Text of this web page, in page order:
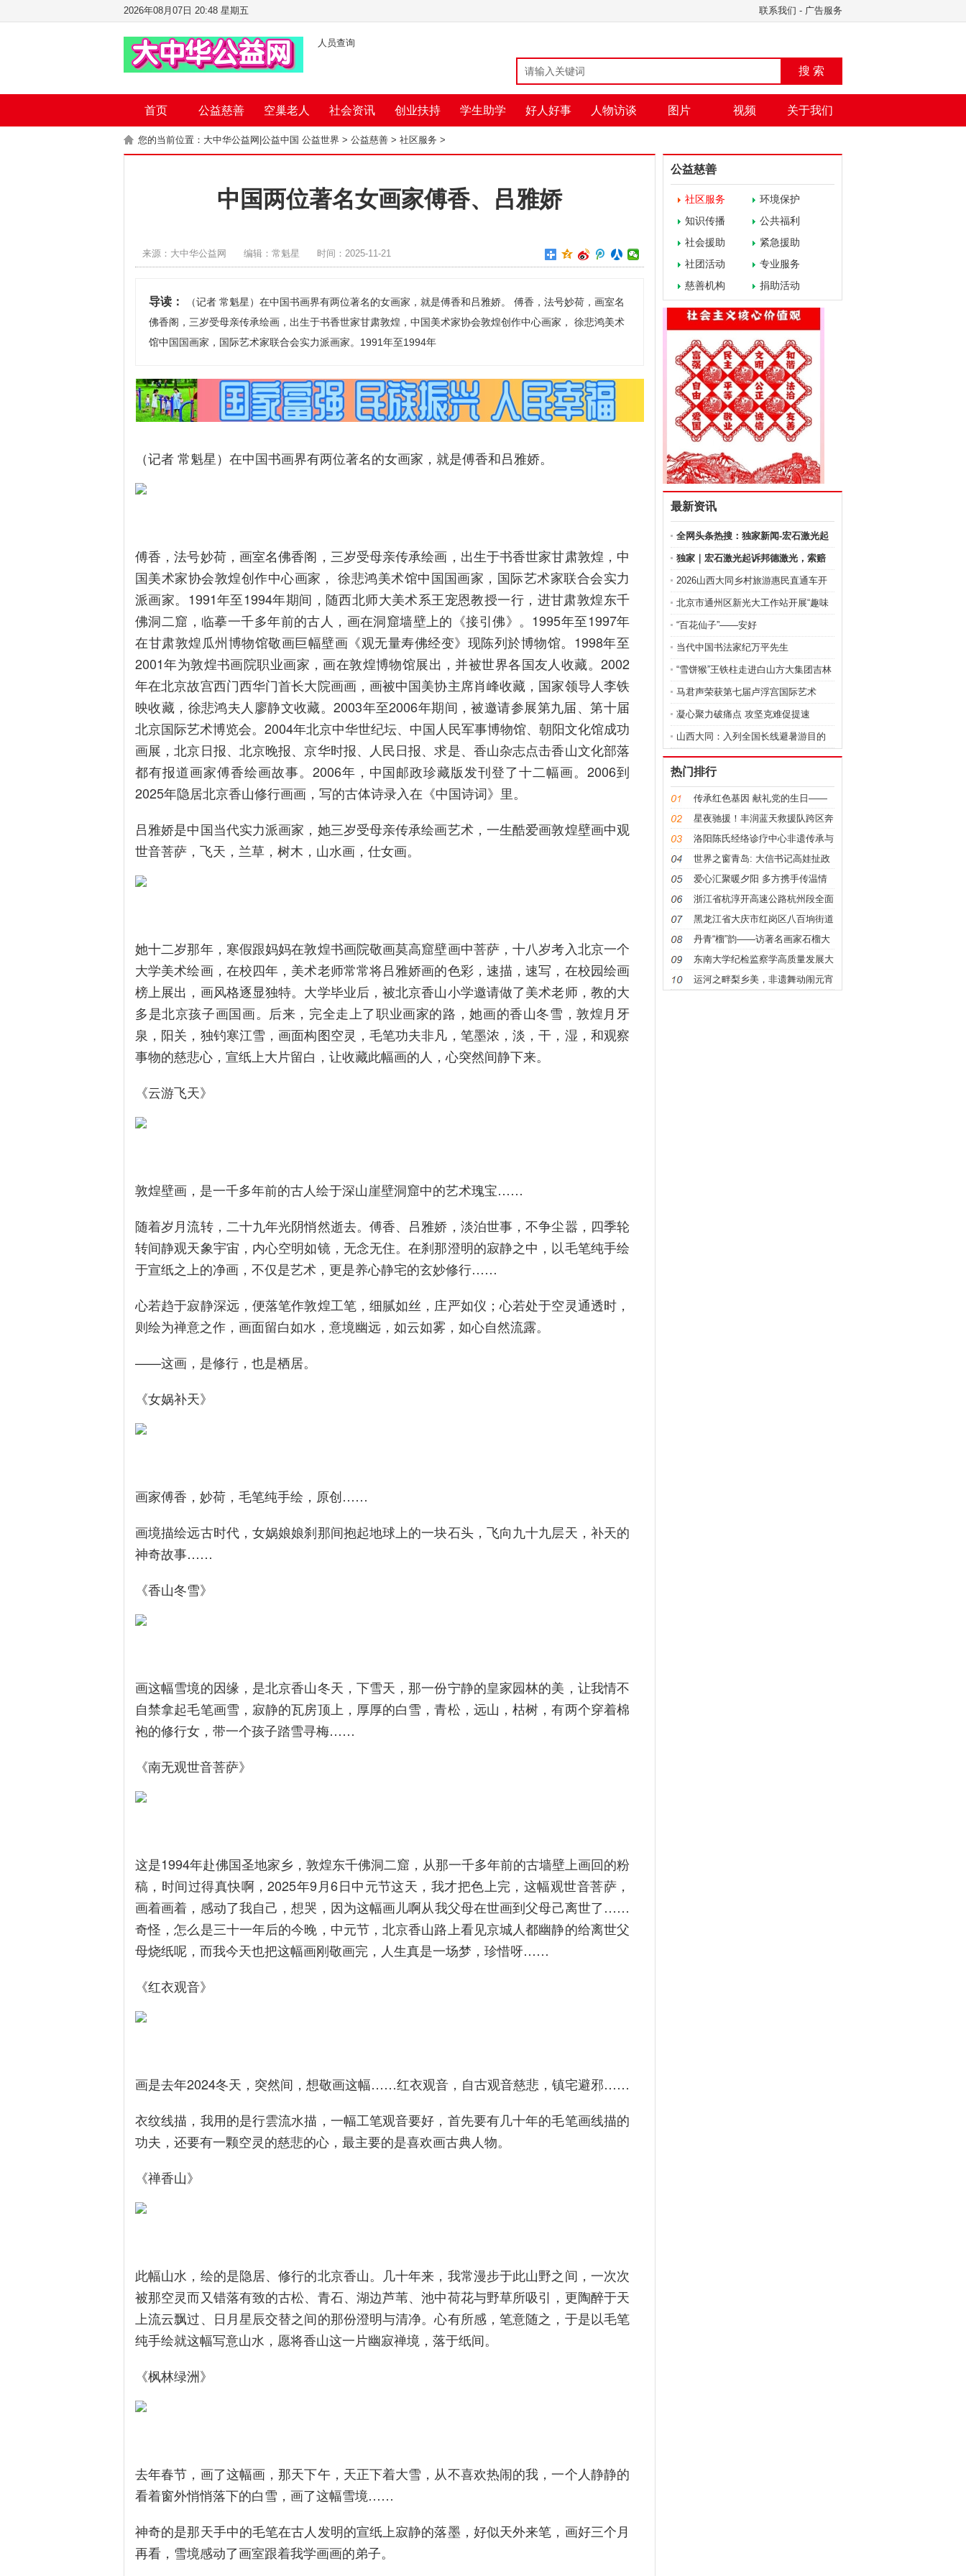
联系我们 - 广告服务
2026年08月07日 20:48 星期五
人员查询
搜 索
首页 公益慈善 空巢老人 社会资讯 创业扶持 学生助学 好人好事 人物访谈 图片 视频 关于我们
您的当前位置： 大中华公益网|公益中国 公益世界 > 公益慈善 > 社区服务 >
中国两位著名女画家傅香、吕雅娇
来源：大中华公益网 编辑：常魁星 时间：2025-11-21
导读：
（记者 常魁星）在中国书画界有两位著名的女画家，就是傅香和吕雅娇。 傅香，法号妙荷，画室名
佛香阁，三岁受母亲传承绘画，出生于书香世家甘肃敦煌，中国美术家协会敦煌创作中心画家， 徐悲鸿美术
馆中国国画家，国际艺术家联合会实力派画家。1991年至1994年
（记者 常魁星）在中国书画界有两位著名的女画家，就是傅香和吕雅娇。
傅香，法号妙荷，画室名佛香阁，三岁受母亲传承绘画，出生于书香世家甘肃敦煌，中
国美术家协会敦煌创作中心画家， 徐悲鸿美术馆中国国画家，国际艺术家联合会实力
派画家。1991年至1994年期间，随西北师大美术系王宠恩教授一行，进甘肃敦煌东千
佛洞二窟，临摹一千多年前的古人，画在洞窟墙壁上的《接引佛》。1995年至1997年
在甘肃敦煌瓜州博物馆敬画巨幅壁画《观无量寿佛经变》现陈列於博物馆。1998年至
2001年为敦煌书画院职业画家，画在敦煌博物馆展出，并被世界各国友人收藏。2002
年在北京故宫西门西华门首长大院画画，画被中国美协主席肖峰收藏，国家领导人李铁
映收藏，徐悲鸿夫人廖静文收藏。2003年至2006年期间，被邀请参展第九届、第十届
北京国际艺术博览会。2004年北京中华世纪坛、中国人民军事博物馆、朝阳文化馆成功
画展，北京日报、北京晚报、京华时报、人民日报、求是、香山杂志点击香山文化部落
都有报道画家傅香绘画故事。2006年，中国邮政珍藏版发刊登了十二幅画。2006到
2025年隐居北京香山修行画画，写的古体诗录入在《中国诗词》里。
吕雅娇是中国当代实力派画家，她三岁受母亲传承绘画艺术，一生酷爱画敦煌壁画中观
世音菩萨，飞天，兰草，树木，山水画，仕女画。
她十二岁那年，寒假跟妈妈在敦煌书画院敬画莫高窟壁画中菩萨，十八岁考入北京一个
大学美术绘画，在校四年，美术老师常常将吕雅娇画的色彩，速描，速写，在校园绘画
榜上展出，画风格逐显独特。大学毕业后，被北京香山小学邀请做了美术老师，教的大
多是北京孩子画国画。后来，完全走上了职业画家的路，她画的香山冬雪，敦煌月牙
泉，阳关，独钓寒江雪，画面构图空灵，毛笔功夫非凡，笔墨浓，淡，干，湿，和观察
事物的慈悲心，宣纸上大片留白，让收藏此幅画的人，心突然间静下来。
《云游飞天》
敦煌壁画，是一千多年前的古人绘于深山崖壁洞窟中的艺术瑰宝……
随着岁月流转，二十九年光阴悄然逝去。傅香、吕雅娇，淡泊世事，不争尘嚣，四季轮
转间静观天象宇宙，内心空明如镜，无念无住。在刹那澄明的寂静之中，以毛笔纯手绘
于宣纸之上的净画，不仅是艺术，更是养心静宅的玄妙修行……
心若趋于寂静深远，便落笔作敦煌工笔，细腻如丝，庄严如仪；心若处于空灵通透时，
则绘为禅意之作，画面留白如水，意境幽远，如云如雾，如心自然流露。
——这画，是修行，也是栖居。
《女娲补天》
画家傅香，妙荷，毛笔纯手绘，原创……
画境描绘远古时代，女娲娘娘刹那间抱起地球上的一块石头，飞向九十九层天，补天的
神奇故事……
《香山冬雪》
画这幅雪境的因缘，是北京香山冬天，下雪天，那一份宁静的皇家园林的美，让我情不
自禁拿起毛笔画雪，寂静的瓦房顶上，厚厚的白雪，青松，远山，枯树，有两个穿着棉
袍的修行女，带一个孩子踏雪寻梅……
《南无观世音菩萨》
这是1994年赴佛国圣地家乡，敦煌东千佛洞二窟，从那一千多年前的古墙壁上画回的粉
稿，时间过得真快啊，2025年9月6日中元节这天，我才把色上完，这幅观世音菩萨，
画着画着，感动了我自己，想哭，因为这幅画儿啊从我父母在世画到父母己离世了……
奇怪，怎么是三十一年后的今晚，中元节，北京香山路上看见京城人都幽静的给离世父
母烧纸呢，而我今天也把这幅画刚敬画完，人生真是一场梦，珍惜呀……
《红衣观音》
画是去年2024冬天，突然间，想敬画这幅……红衣观音，自古观音慈悲，镇宅避邪……
衣纹线描，我用的是行雲流水描，一幅工笔观音要好，首先要有几十年的毛笔画线描的
功夫，还要有一颗空灵的慈悲的心，最主要的是喜欢画古典人物。
《禅香山》
此幅山水，绘的是隐居、修行的北京香山。几十年来，我常漫步于此山野之间，一次次
被那空灵而又错落有致的古松、青石、湖边芦苇、池中荷花与野草所吸引，更陶醉于天
上流云飘过、日月星辰交替之间的那份澄明与清净。心有所感，笔意随之，于是以毛笔
纯手绘就这幅写意山水，愿将香山这一片幽寂禅境，落于纸间。
《枫林绿洲》
去年春节，画了这幅画，那天下午，天正下着大雪，从不喜欢热闹的我，一个人静静的
看着窗外悄悄落下的白雪，画了这幅雪境……
神奇的是那天手中的毛笔在古人发明的宣纸上寂静的落墨，好似天外来笔，画好三个月
再看，雪境感动了画室跟着我学画画的弟子。
公益慈善
社区服务
环境保护
知识传播
公共福利
社会援助
紧急援助
社团活动
专业服务
慈善机构
捐助活动
最新资讯
全网头条热搜：独家新闻-宏石激光起
诉
独家｜宏石激光起诉邦德激光，索赔
金额
2026山西大同乡村旅游惠民直通车开
通
北京市通州区新光大工作站开展“趣味
“百花仙子”——安好
当代中国书法家纪万平先生
“雪饼猴”王铁柱走进白山方大集团吉林
马君声荣获第七届卢浮宫国际艺术
展“金
凝心聚力破痛点 攻坚克难促提速
山西大同：入列全国长线避暑游目的
地
热门排行
传承红色基因 献礼党的生日——
内蒙古
星夜驰援！丰润蓝天救援队跨区奔
赴宽城
洛阳陈氏经络诊疗中心非遗传承与
创新之
世界之窗青岛: 大信书记高娃扯政
府大旗
爱心汇聚暖夕阳 多方携手传温情
——峄
浙江省杭淳开高速公路杭州段全面
开工
黑龙江省大庆市红岗区八百垧街道
景山社
丹青“榴”韵——访著名画家石榴大
使周
东南大学纪检监察学高质量发展大
会暨首
运河之畔梨乡美，非遗舞动闹元宵